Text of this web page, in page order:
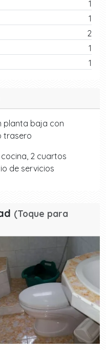
1
1
2
1
1
planta baja con
trasero
2 cuartos
de servicios
(Toque para